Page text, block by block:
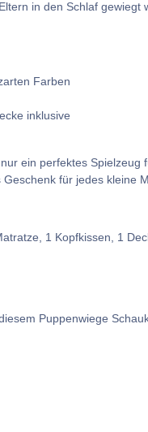
in den Schlaf gewiegt
Farben
inklusive
ein perfektes
für jedes kleine
1 Kopfkissen, 1
Puppenwiege